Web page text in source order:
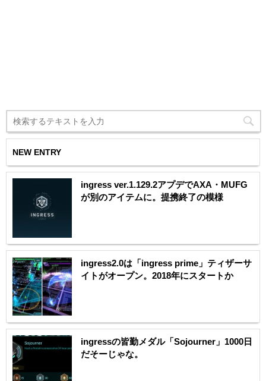
NEW ENTRY
ingress ver.1.129.2アプデでAXA・MUFG
が別のアイテムに。提携終了の模様
ingress2.0は「ingress prime」ティザーサ
イトがオープン。2018年にスタートか
ingressの皆勤メダル「Sojourner」1000日
だそーじゃな。